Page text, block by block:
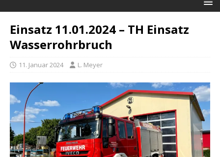
Einsatz 11.01.2024 – TH Einsatz
Wasserrohrbruch
11. Januar 2024 L. Meyer